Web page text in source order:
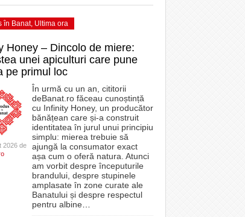
în Banat, Ultima ora
Honey – Dincolo de miere:
unei apiculturi care pune
pe primul loc
2026 de
În urmă cu un an, cititorii
deBanat.ro făceau cunoștință
cu Infinity Honey, un producător
bănățean care și-a construit
identitatea în jurul unui principiu
simplu: mierea trebuie să
ajungă la consumator exact
așa cum o oferă natura. Atunci
am vorbit despre începuturile
brandului, despre stupinele
amplasate în zone curate ale
Banatului și despre respectul
pentru albine